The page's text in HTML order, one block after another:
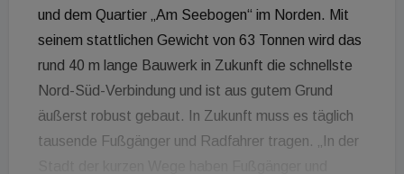
und dem Quartier „Am Seebogen“ im Norden. Mit
seinem stattlichen Gewicht von 63 Tonnen wird das
rund 40 m lange Bauwerk in Zukunft die schnellste
Nord-Süd-Verbindung und ist aus gutem Grund
äußerst robust gebaut. In Zukunft muss es täglich
tausende Fußgänger und Radfahrer tragen. „In der